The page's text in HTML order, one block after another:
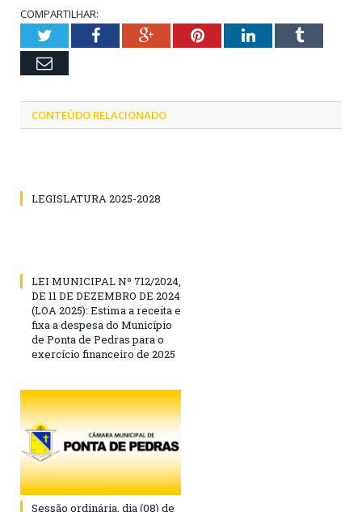
COMPARTILHAR:
TwitterFacebookGoogle+PinterestLinkedInTumblr
Email
CONTEÚDO RELACIONADO
LEGISLATURA 2025-2028
LEI MUNICIPAL Nº 712/2024,
DE 11 DE DEZEMBRO DE 2024
(LOA 2025): Estima a receita e
fixa a despesa do Município
de Ponta de Pedras para o
exercício financeiro de 2025
Sessão ordinária, dia (08) de